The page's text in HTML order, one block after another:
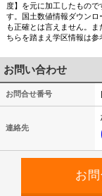
度】を元に加工したもの
す。国土数値情報ダウンロ
も正確とは言えません。
ちらを踏まえ学区情報は参
お問い合わせ
お問合せ番号
連絡先